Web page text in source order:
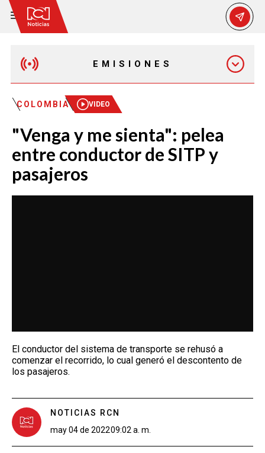
EMISIONES
EMISIÓN 12:30 PM
EMISIÓN 7:00 PM
COLOMBIA VIDEO
"Venga y me sienta": pelea
entre conductor de SITP y
pasajeros
El conductor del sistema de transporte se rehusó a
comenzar el recorrido, lo cual generó el descontento de
los pasajeros.
NOTICIAS RCN
may 04 de 202209:02 a. m.